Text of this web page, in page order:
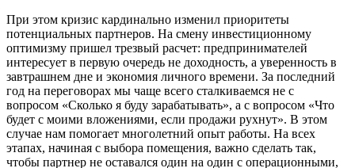
При этом кризис кардинально изменил приоритеты
потенциальных партнеров. На смену инвестиционному
оптимизму пришел трезвый расчет: предпринимателей
интересует в первую очередь не доходность, а уверенность в
завтрашнем дне и экономия личного времени. За последний
год на переговорах мы чаще всего сталкиваемся не с
вопросом «Сколько я буду зарабатывать», а с вопросом «Что
будет с моими вложениями, если продажи рухнут». В этом
случае нам помогает многолетний опыт работы. На всех
этапах, начиная с выбора помещения, важно сделать так,
чтобы партнер не оставался один на один с операционными,